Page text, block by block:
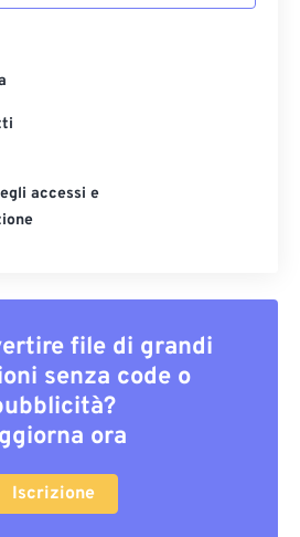
accessi e
file di grandi
senza code o
ora
Iscrizione